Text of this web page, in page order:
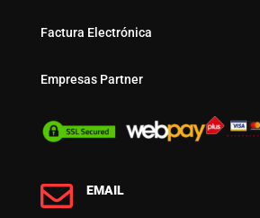
Factura Electrónica
Empresas Partner
 EMAIL